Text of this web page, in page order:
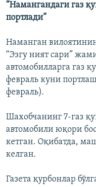
“Намангандаги газ
портлади”
Наманган
“Эзгу ният сари”
автомобилларга газ
февраль куни
февраль).
Шахобчанинг 7-газ
автомобили юқори
кетган. Оқибатда,
келган.
Газета қурбонлар